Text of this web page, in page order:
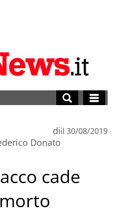
di
Donato
il 30/08/2019
cade